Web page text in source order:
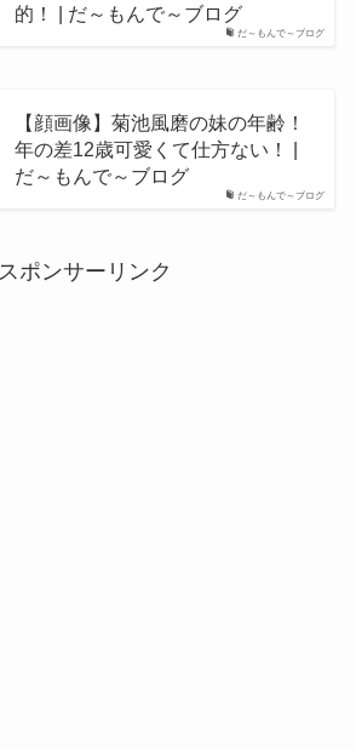
だ～もんで～ブログ
的！ | だ～もんで～ブログ
だ～もんで～ブログ
【顔画像】菊池風磨の妹の年齢！
年の差12歳可愛くて仕方ない！ |
だ～もんで～ブログ
スポンサーリンク